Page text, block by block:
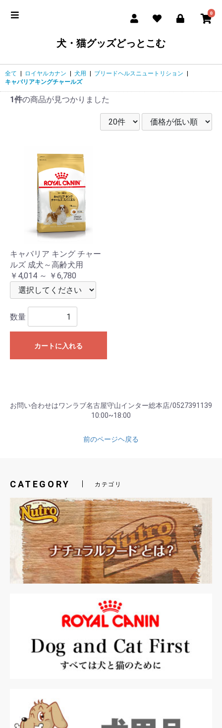
0
犬・猫グッズどっとこむ
全て ロイヤルカナン 犬用 ブリードヘルスニュートリション
キャバリアキングチャールズ
1件の商品が見つかりました
キャバリア キング チャー
ルズ 成犬～高齢犬用
￥4,014 ～ ￥6,780
数量
カートに入れる
お問い合わせはワンラブ名古屋守山インター総本店/0527391139
10:00~18:00
前のページヘ戻る
CATEGORY カテゴリ